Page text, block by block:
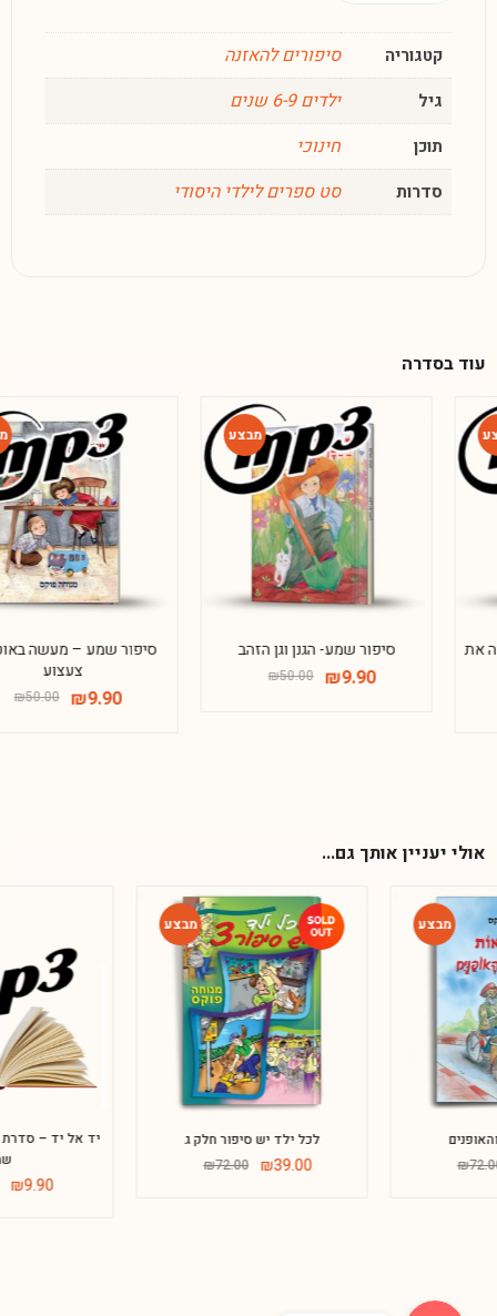
קטגוריה סיפורים להאזנה
גיל ילדים 6-9 שנים
תוכן חינוכי
סדרות סט ספרים לילדי היסודי
עוד בסדרה
-80%
סיפור שמע – מעשה באוטובוס
₪ 50.00 ₪
-80%
סיפור שמע- הגנן וגן הזהב
₪ 50.00 ₪
אולי יעניין אותך גם...
-80%
יד אל יד – סדרת שעת מנוחה-
₪50.00
-46%
לכל ילד יש סיפור חלק ג
₪72.00